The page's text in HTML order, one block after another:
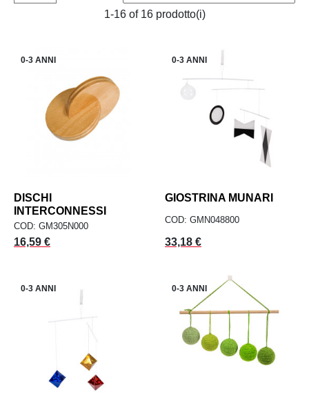
1-16 of 16 prodotto(i)
0-3 ANNI
DISCHI
INTERCONNESSI
COD: GM305N000
Prezzo
16,59 €
0-3 ANNI
GIOSTRINA MUNARI
COD: GMN048800
Prezzo
33,18 €
0-3 ANNI 0-3 ANNI